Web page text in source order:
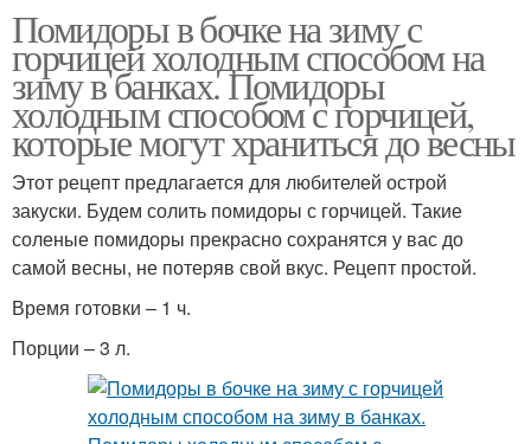
Помидоры в бочке на зиму с
горчицей холодным способом на
зиму в банках. Помидоры
холодным способом с горчицей,
которые могут храниться до весны
Этот рецепт предлагается для любителей острой
закуски. Будем солить помидоры с горчицей. Такие
соленые помидоры прекрасно сохранятся у вас до
самой весны, не потеряв свой вкус. Рецепт простой.
Время готовки – 1 ч.
Порции – 3 л.